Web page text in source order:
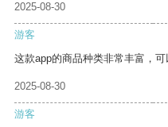
2025-08-30
游客
这款app的商品种类非常丰富，可
2025-08-30
游客